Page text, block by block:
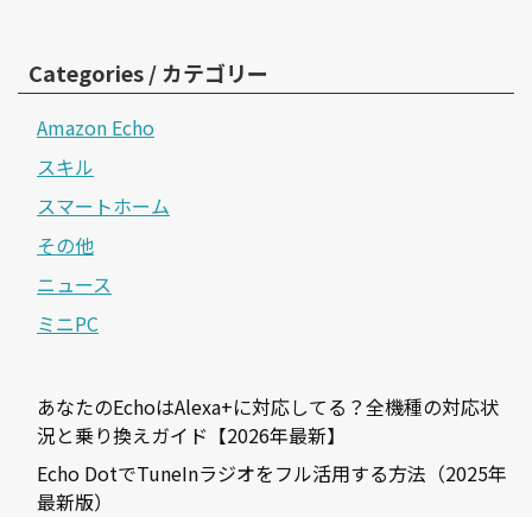
Categories / カテゴリー
Amazon Echo
スキル
スマートホーム
その他
ニュース
ミニPC
あなたのEchoはAlexa+に対応してる？全機種の対応状
況と乗り換えガイド【2026年最新】
Echo DotでTuneInラジオをフル活用する方法（2025年
最新版）